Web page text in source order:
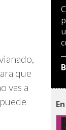
que
vas a